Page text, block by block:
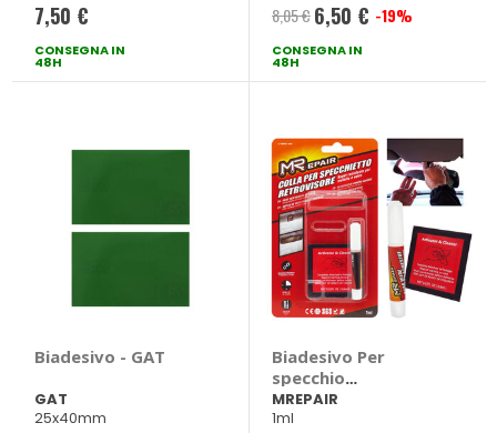
7,50 €
CONSEGNA IN
48H
8,05 € Prezzo
speciale
6,50 € -19%
CONSEGNA IN
48H
Biadesivo - GAT
GAT
25x40mm
Biadesivo Per
specchio
retrovisore -
MREPAIR
MREPAIR
1ml